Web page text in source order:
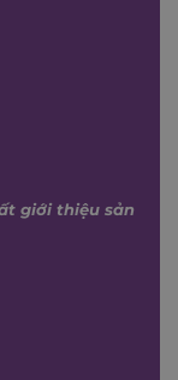
giới thiệu sản